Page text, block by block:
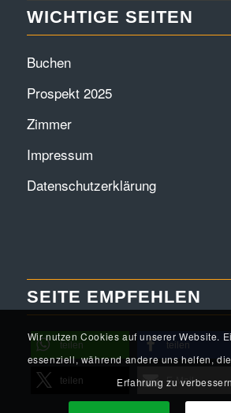
WICHTIGE SEITEN
Buchen
Prospekt 2025
Zimmer
Impressum
Datenschutzerklärung
SEITE EMPFEHLEN
teilen teilen
teilen E-Mail
Wir nutzen Cookies auf unserer Website.
essenziell, während andere uns helfen,
Erfahrung zu